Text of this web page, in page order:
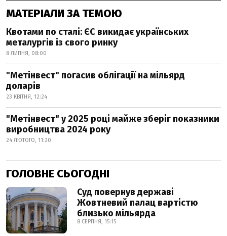
МАТЕРІАЛИ ЗА ТЕМОЮ
Квотами по сталі: ЄС викидає українських
металургів із свого ринку
8 ЛИПНЯ, 08:00
"Метінвест" погасив облігації на мільярд
доларів
23 КВІТНЯ, 12:24
"Метінвест" у 2025 році майже зберіг показники
виробництва 2024 року
24 ЛЮТОГО, 11:20
ГОЛОВНЕ СЬОГОДНІ
Суд повернув державі
Жовтневий палац вартістю
близько мільярда
8 СЕРПНЯ, 15:15